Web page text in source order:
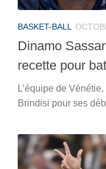
BASKET-BALL
Dinamo
recette pour
L’équipe de
Brindisi pour ses